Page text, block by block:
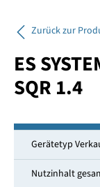
Zurück zur
ES
SQR 1.4
Gerätetyp
Nutzinhalt